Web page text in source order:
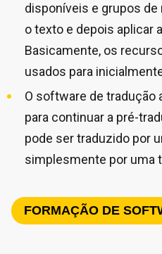
disponíveis e grupos
o texto e depois aplicar
Basicamente, os
usados para
O software de tradução
para continuar a pré-
pode ser traduzido por
simplesmente por uma
FORMAÇÃO DE